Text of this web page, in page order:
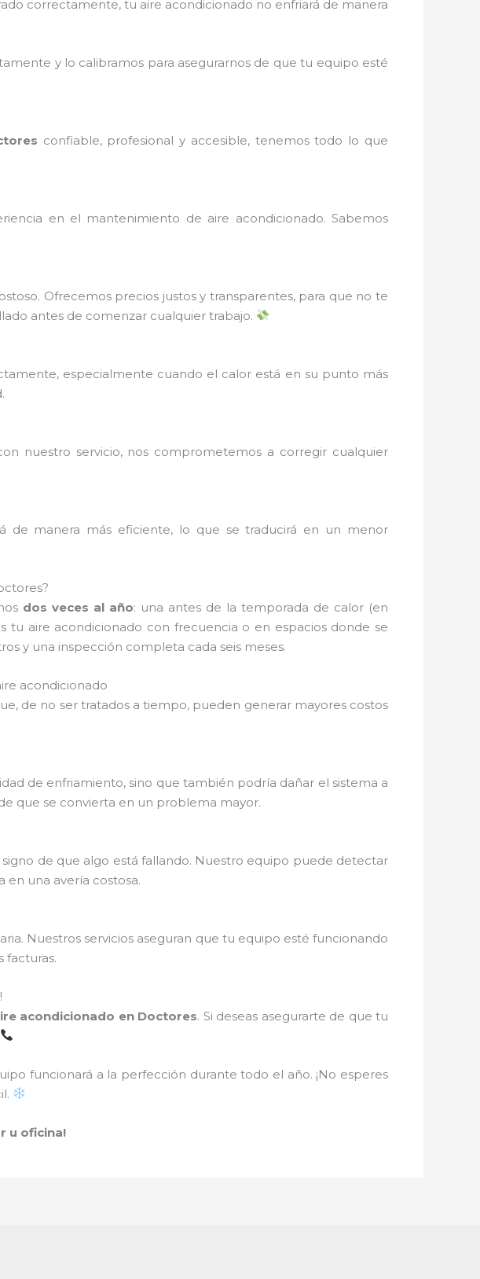
correctamente, tu aire acondicionado no enfriará de manera
y lo calibramos para asegurarnos de que tu equipo esté
confiable, profesional y accesible, tenemos todo lo que
en el mantenimiento de aire acondicionado. Sabemos
Ofrecemos precios justos y transparentes, para que no te
antes de comenzar cualquier trabajo.
especialmente cuando el calor está en su punto más
nuestro servicio, nos comprometemos a corregir cualquier
de manera más eficiente, lo que se traducirá en un menor
dos veces al año: una antes de la temporada de calor (en
tu aire acondicionado con frecuencia o en espacios donde se
y una inspección completa cada seis meses.
acondicionado
de no ser tratados a tiempo, pueden generar mayores costos
de enfriamiento, sino que también podría dañar el sistema a
que se convierta en un problema mayor.
de que algo está fallando. Nuestro equipo puede detectar
en una avería costosa.
Nuestros servicios aseguran que tu equipo esté funcionando
facturas.
acondicionado en Doctores. Si deseas asegurarte de que tu
funcionará a la perfección durante todo el año. ¡No esperes
u oficina!